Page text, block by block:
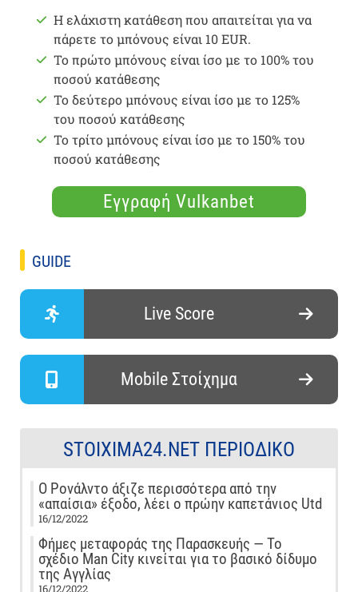
Η ελάχιστη κατάθεση που απαιτείται για να
πάρετε το μπόνους είναι 10 EUR.
Το πρώτο μπόνους είναι ίσο με το 100% του
ποσού κατάθεσης
Το δεύτερο μπόνους είναι ίσο με το 125%
του ποσού κατάθεσης
Το τρίτο μπόνους είναι ίσο με το 150% του
ποσού κατάθεσης
Εγγραφή Vulkanbet
GUIDE
Live Score
Mobile Στοίχημα
STOIXIMA24.NET ΠΕΡΙΟΔΙΚΌ
Ο Ρονάλντο άξιζε περισσότερα από την
«απαίσια» έξοδο, λέει ο πρώην καπετάνιος Utd
16/12/2022
Φήμες μεταφοράς της Παρασκευής — Το
σχέδιο Man City κινείται για το βασικό δίδυμο
της Αγγλίας